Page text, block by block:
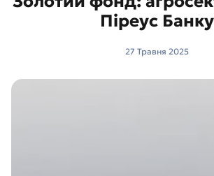
Піреус Банку
27 Травня 2025